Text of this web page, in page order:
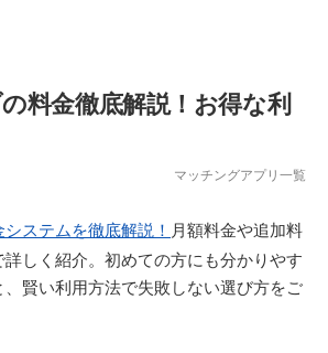
料金徹底解説！お得な利
マッチングアプリ一覧
ステムを徹底解説！ 月額料金や追加料
しく紹介。初めての方にも分かりやす
、賢い利用方法で失敗しない選び方をご